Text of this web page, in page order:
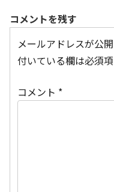
コメントを残す
メールアドレスが公
付いている欄は必須
コメント *